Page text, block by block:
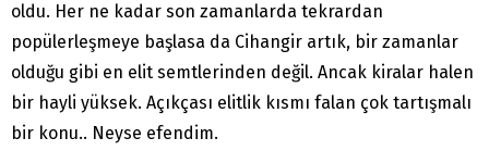
oldu. Her ne kadar son zamanlarda tekrardan
popülerleşmeye başlasa da Cihangir artık, bir zamanlar
olduğu gibi en elit semtlerinden değil. Ancak kiralar halen
bir hayli yüksek. Açıkçası elitlik kısmı falan çok tartışmalı
bir konu.. Neyse efendim.